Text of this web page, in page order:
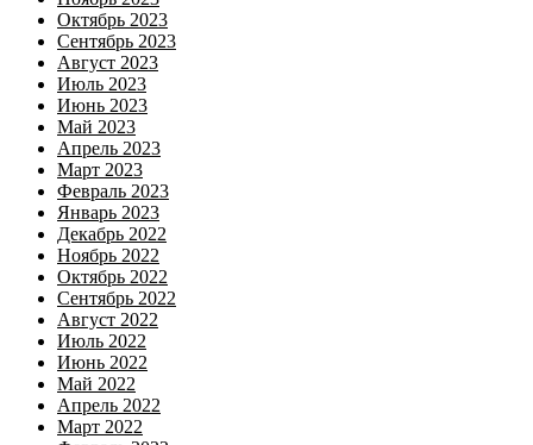
Октябрь 2023
Сентябрь 2023
Август 2023
Июль 2023
Июнь 2023
Май 2023
Апрель 2023
Март 2023
Февраль 2023
Январь 2023
Декабрь 2022
Ноябрь 2022
Октябрь 2022
Сентябрь 2022
Август 2022
Июль 2022
Июнь 2022
Май 2022
Апрель 2022
Март 2022